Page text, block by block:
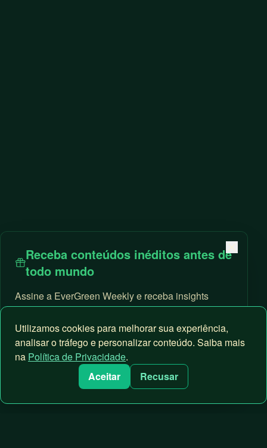
Receba conteúdos inéditos antes de
todo mundo
Assine a EverGreen Weekly e receba insights
táticos direto da nossa mesa de operação. Sem
enrolação. Só coisa aplicável.
Receber
Utilizamos cookies para melhorar sua experiência,
analisar o tráfego e personalizar conteúdo. Saiba mais
na Política de Privacidade.
Aceitar
Recusar